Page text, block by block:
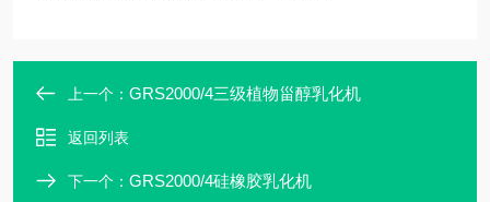
上一个： GRS2000/4三级植物甾醇乳化机
返回列表
下一个： GRS2000/4硅橡胶乳化机